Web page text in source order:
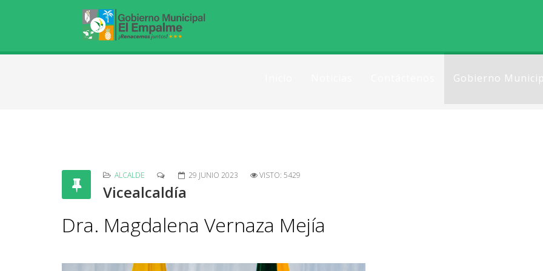
Gobierno
ALCALDE 29 JUNIO 2023 VISTO: 5429
Vicealcaldía
Dra. Magdalena Vernaza Mejía